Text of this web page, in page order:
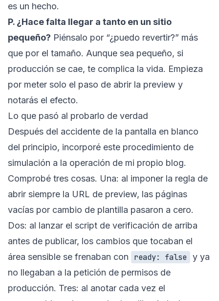
es un hecho.
P. ¿Hace falta llegar a tanto en un sitio
pequeño? Piénsalo por “¿puedo revertir?” más
que por el tamaño. Aunque sea pequeño, si
producción se cae, te complica la vida. Empieza
por meter solo el paso de abrir la preview y
notarás el efecto.
Lo que pasó al probarlo de verdad
Después del accidente de la pantalla en blanco
del principio, incorporé este procedimiento de
simulación a la operación de mi propio blog.
Comprobé tres cosas. Una: al imponer la regla de
abrir siempre la URL de preview, las páginas
vacías por cambio de plantilla pasaron a cero.
Dos: al lanzar el script de verificación de arriba
antes de publicar, los cambios que tocaban el
área sensible se frenaban con
ready: false
y ya
no llegaban a la petición de permisos de
producción. Tres: al anotar cada vez el